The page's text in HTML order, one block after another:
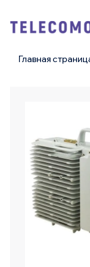
Главная